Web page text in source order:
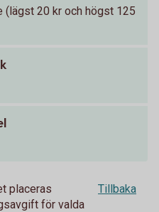
(lägst 20 kr och högst 125
placeras
för valda
Tillbaka